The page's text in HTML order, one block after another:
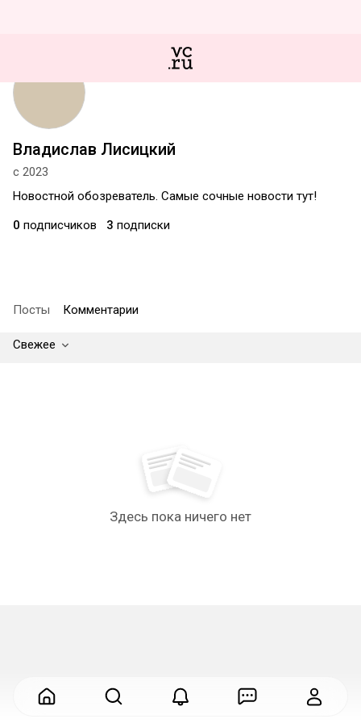
Владислав Лисицкий
с 2023
Новостной обозреватель. Самые сочные новости тут!
0 подписчиков 3 подписки
Посты Комментарии
Свежее
Здесь пока ничего нет